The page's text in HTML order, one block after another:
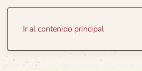
Ir al contenido principal